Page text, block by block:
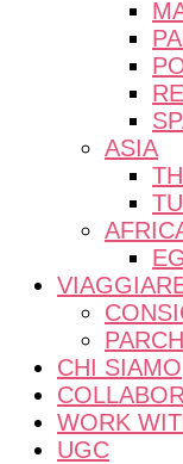
ASIA
CHI SIAMO
WORK
UGC